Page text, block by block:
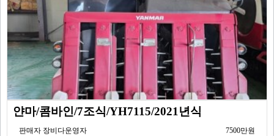
얀마/콤바인/7조식/YH7115/2021년식
판매자 장비다운영자 7500만원